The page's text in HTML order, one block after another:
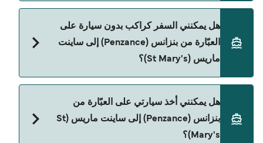
صفحة العروض لمعرفة أحدث التخفيضات.
هل يمكنني السفر كراكب بدون سيارة على
العبّارة من بنزانس (Penzance) إلى ساينت
ماريس (St Mary's)؟
نعم، يمكنك السفر كراكب بدون سيارة من بنزانس
Isles Of Scilly Travel
هل يمكنني أخذ سيارتي على العبّارة من
بنزانس (Penzance) إلى ساينت ماريس (St
Mary's)؟